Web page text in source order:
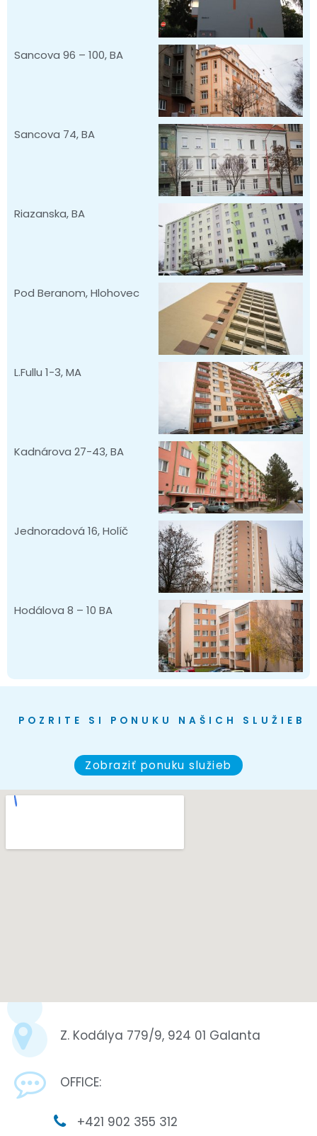
Sancova 96 – 100, BA
Sancova 74, BA
Riazanska, BA
Pod Beranom, Hlohovec
L.Fullu 1-3, MA
Kadnárova 27-43, BA
Jednoradová 16, Holíč
Hodálova 8 – 10 BA
POZRITE SI PONUKU NAŠICH SLUŽIEB
Zobraziť ponuku služieb
Z. Kodálya 779/9, 924 01 Galanta
OFFICE:
+421 902 355 312